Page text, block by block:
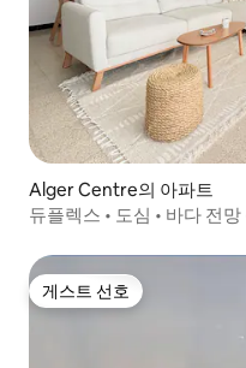
Alger Centre의 아파트
듀플렉스 • 도심 • 바다 전망
게스트 선호
게스트 선호